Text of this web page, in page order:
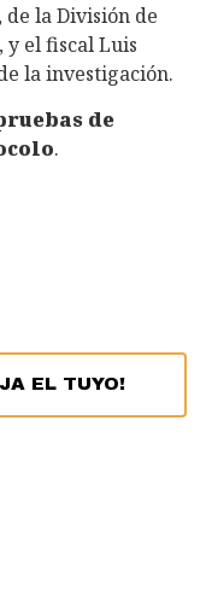
de la División de
el fiscal Luis
la investigación.
de
.
EL TUYO!